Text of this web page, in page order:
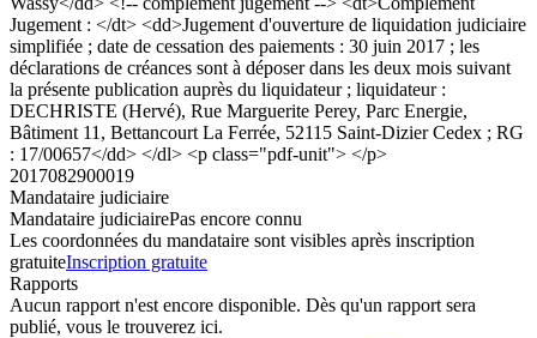
Jugement : </dt> <dd>Jugement d'ouverture de liquidation judiciaire
simplifiée ; date de cessation des paiements : 30 juin 2017 ; les
déclarations de créances sont à déposer dans les deux mois suivant
la présente publication auprès du liquidateur ; liquidateur :
DECHRISTE (Hervé), Rue Marguerite Perey, Parc Energie,
Bâtiment 11, Bettancourt La Ferrée, 52115 Saint-Dizier Cedex ; RG
: 17/00657</dd> </dl> <p class="pdf-unit"> </p>
2017082900019
Mandataire judiciaire
Mandataire judiciairePas encore connu
Les coordonnées du mandataire sont visibles après inscription
gratuiteInscription gratuite
Rapports
Aucun rapport n'est encore disponible. Dès qu'un rapport sera
publié, vous le trouverez ici.